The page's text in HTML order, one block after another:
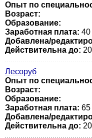
Опыт по
Возраст:
Образование:
Заработная плата: 40
Добавлена/
Действительна до:
Лесоруб
Опыт по
Возраст:
Образование:
Заработная плата: 65
Добавлена/
Действительна до: